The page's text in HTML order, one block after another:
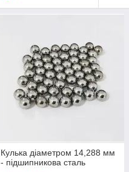
Кулька діаметром 14,288 мм
- підшипникова сталь